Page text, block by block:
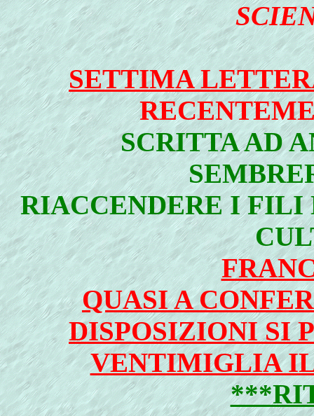
SETTIMA
SCRITTA AD
RIACCENDERE I FILI
QUASI A
DISPOSIZIONI SI
VENTIMIGLIA